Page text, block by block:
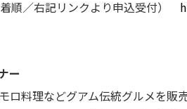
順／右記リンクより申込受付）
ー
ロ料理などグアム伝統グルメを販